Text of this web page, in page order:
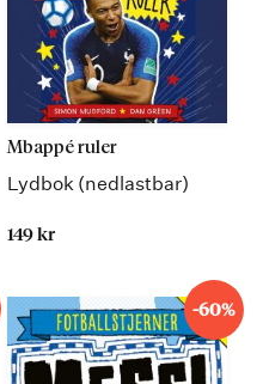
Mbappé ruler
Lydbok (nedlastbar)
149 kr
-60%